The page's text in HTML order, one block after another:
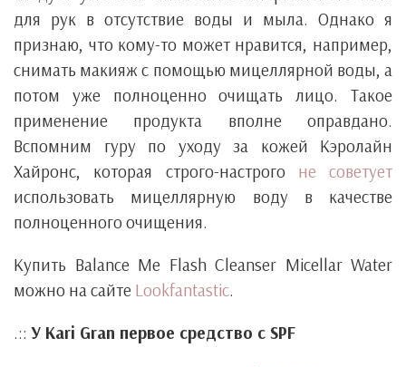
для рук в отсутствие воды и мыла. Однако я
признаю, что кому-то может нравится, например,
снимать макияж с помощью мицеллярной воды, а
потом уже полноценно очищать лицо. Такое
применение продукта вполне оправдано.
Вспомним гуру по уходу за кожей Кэролайн
Хайронс, которая строго-настрого не советует
использовать мицеллярную воду в качестве
полноценного очищения.
Купить Balance Me Flash Cleanser Micellar Water
можно на сайте Lookfantastic.
.:: У Kari Gran первое средство с SPF